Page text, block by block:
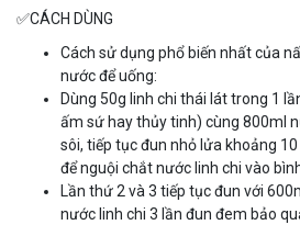
✅CÁCH DÙNG
Cách sử dụng phổ biến nhất của
nước để uống:
Dùng 50g linh chi thái lát trong 1
ấm sứ hay thủy tinh) cùng 800ml
sôi, tiếp tục đun nhỏ lửa khoảng
để nguội chắt nước linh chi vào
Lần thứ 2 và 3 tiếp tục đun với
nước linh chi 3 lần đun đem bảo